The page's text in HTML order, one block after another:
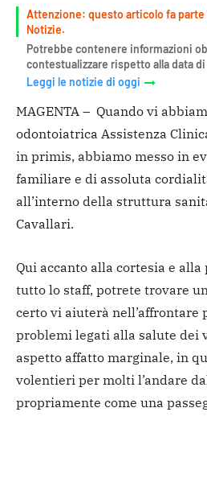
Attenzione: questo articolo fa
Notizie.
Potrebbe contenere informazioni
contestualizzare rispetto alla data
Leggi le notizie di oggi
MAGENTA – Quando vi
odontoiatrica Assistenza
in primis, abbiamo messo in
familiare e di assoluta
all’interno della struttura
Cavallari.
Qui accanto alla cortesia e
tutto lo staff, potrete trovare
certo vi aiuterà nell’affrontare
problemi legati alla salute dei
aspetto affatto marginale, in
volentieri per molti l’andare
propriamente come una